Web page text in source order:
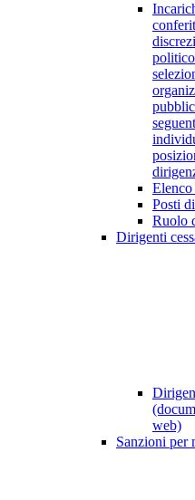
Posti
Ruolo
Dirigenti
web)
Sanzioni per